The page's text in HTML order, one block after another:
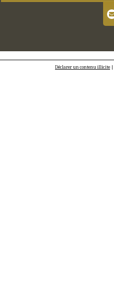
Déclarer un contenu illicite |